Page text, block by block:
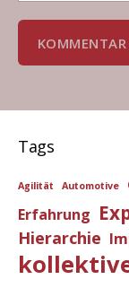
Tags
Agilität Automotive
Erfahrung
Hierarchie